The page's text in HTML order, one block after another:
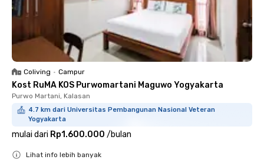
Coliving • Campur
Kost RuMA KOS Purwomartani Maguwo Yogyakarta
Purwo Martani, Kalasan
4.7 km dari Universitas Pembangunan Nasional Veteran
Yogyakarta
mulai dari Rp1.600.000 /bulan
Lihat info lebih banyak